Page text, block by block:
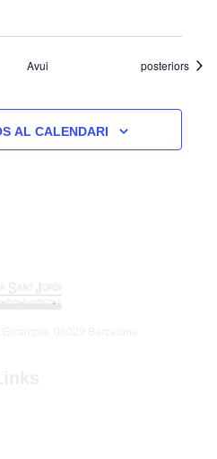
Avui Esdeveniments
posteriors
AL CALENDARI